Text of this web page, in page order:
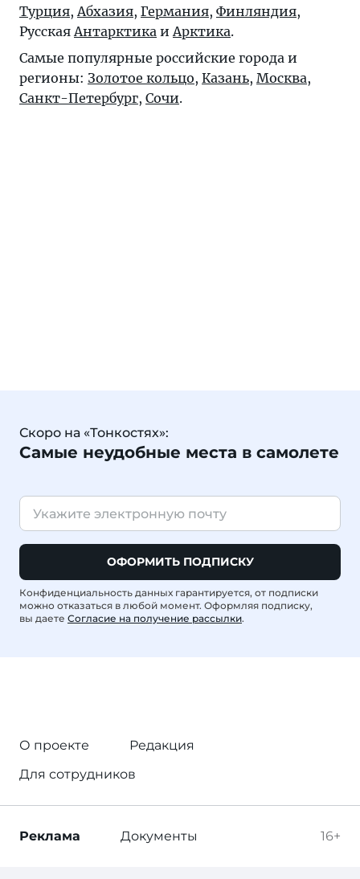
Турция,Абхазия, Германия, Финляндия,
РусскаяАнтарктика иАрктика.
Самые популярные российские города и
регионы: Золотое кольцо, Казань, Москва,
Санкт-Петербург, Сочи.
Скоро на «Тонкостях»:
Самые неудобные места в самолете
ОФОРМИТЬ ПОДПИСКУ
Конфиденциальность данных гарантируется, от подписки
можно отказаться в любой момент. Оформляя подписку,
вы даете Согласие на получение рассылки.
О проекте
Редакция
Для сотрудников
16+
Реклама Документы